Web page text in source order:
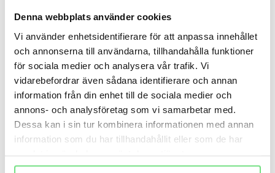
Denna webbplats använder cookies
Vi använder enhetsidentifierare för att anpassa innehållet
och annonserna till användarna, tillhandahålla funktioner
för sociala medier och analysera vår trafik. Vi
vidarebefordrar även sådana identifierare och annan
information från din enhet till de sociala medier och
annons- och analysföretag som vi samarbetar med.
Dessa kan i sin tur kombinera informationen med annan
information som du har tillhandahållit eller som de har
Kontakt
Urvalet sker löpande och sköts
av Björneröd Solskydd. Vid frågor kring
tjänsten, vänligen kontakta VD Anders
Åkerman på tel: 031-28 79 49.Eller